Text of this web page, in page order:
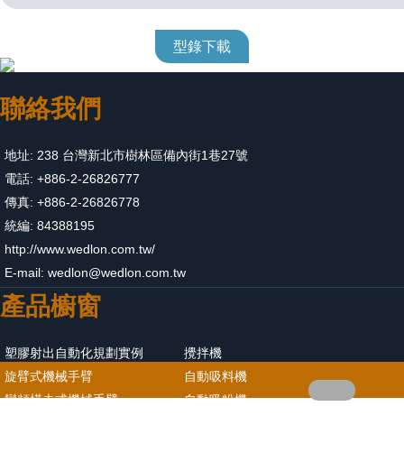
型錄下載
聯絡我們
地址: 238 台灣新北市樹林區備內街1巷27號
電話: +886-2-26826777
傳真: +886-2-26826778
統編: 84388195
http://www.wedlon.com.tw/
E-mail: wedlon@wedlon.com.tw
產品櫥窗
塑膠射出自動化規劃實例
旋臂式機械手臂
變頻橫走式機械手臂
攪拌機
自動吸料機
自動吸粉機